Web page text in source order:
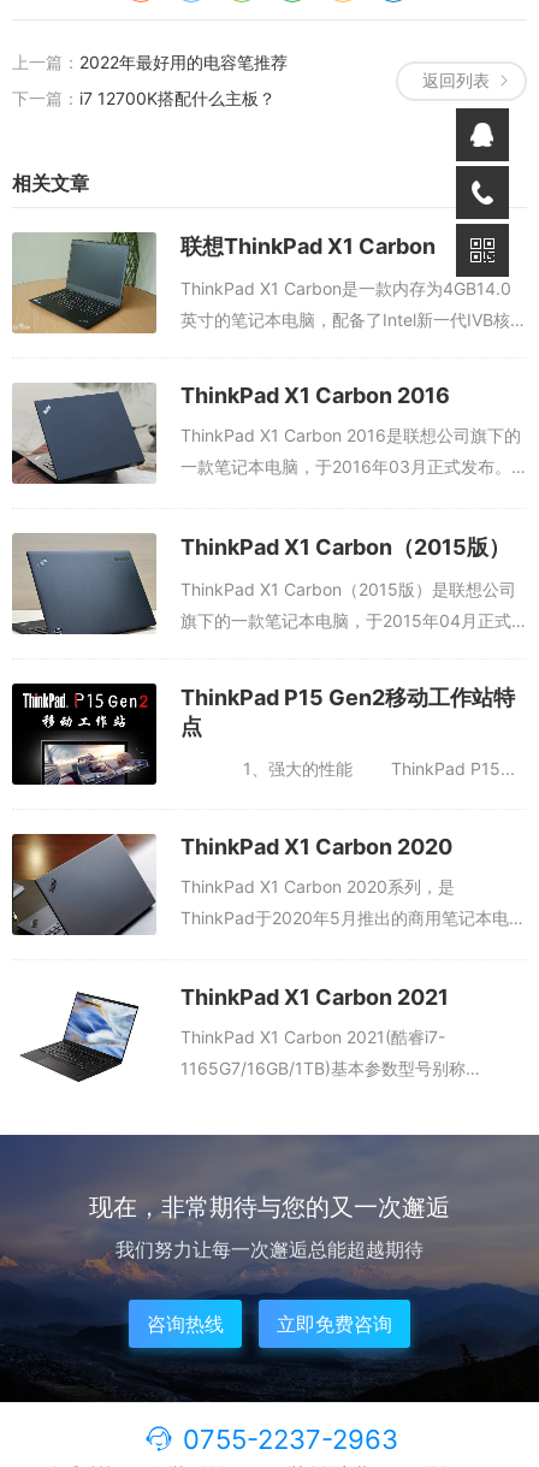
返回列表
上一篇： 2022年最好用的电容笔推荐
下一篇： i7 12700K搭配什么主板？
相关文章
联想ThinkPad X1 Carbon
ThinkPad X1 Carbon是一款内存为4GB14.0
英寸的笔记本电脑，配备了Intel新一代IVB核芯
可达2.8GHz，4GB DDR3-...
ThinkPad X1 Carbon 2016
ThinkPad X1 Carbon 2016是联想公司旗下的
一款笔记本电脑，于2016年03月正式发布。
ThinkPad X1 Carbon（2015版）
ThinkPad X1 Carbon（2015版）是联想公司
旗下的一款笔记本电脑，于2015年04月正式
一共有13个版本。配置参数:屏幕尺寸...
ThinkPad P15 Gen2移动工作站特
点
1、强大的性能 ThinkPad P15...
ThinkPad X1 Carbon 2020
ThinkPad X1 Carbon 2020系列，是
ThinkPad于2020年5月推出的商用笔记本电
ThinkPad X1 Carbon 2021
ThinkPad X1 Carbon 2021(酷睿i7-
1165G7/16GB/1TB)基本参数型号别称
1165G7/16GB/1TB)上...
现在，非常期待与您的又一次邂逅
我们努力让每一次邂逅总能超越期待
咨询热线 立即免费咨询
0755-2237-2963